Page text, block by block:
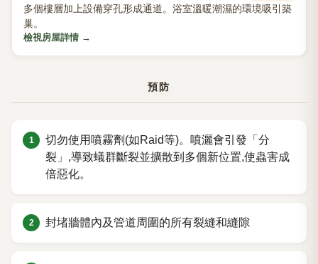
多個樓層加上設備穿孔形成通道。浴室溫暖潮濕的環境吸引築
巢。
檢視房屋詳情 →
預防
切勿使用噴霧劑(如Raid等)。噴灑會引發「分
裂」,導致蟻群斷裂並擴散到多個新位置,使蟲害成
倍惡化。
封堵牆體內及管道周圍的所有裂縫和縫隙